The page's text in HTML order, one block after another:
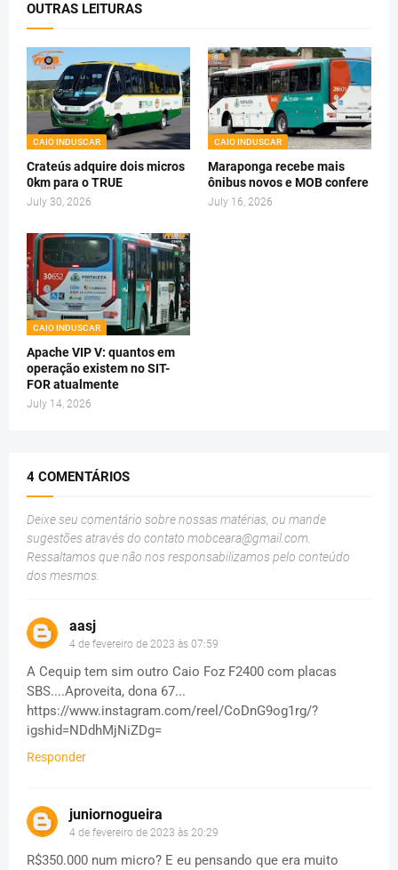
OUTRAS LEITURAS
CAIO INDUSCAR
Crateús adquire dois micros
0km para o TRUE
July 30, 2026
CAIO INDUSCAR
Maraponga recebe mais
ônibus novos e MOB confere
July 16, 2026
CAIO INDUSCAR
Apache VIP V: quantos em
operação existem no SIT-
FOR atualmente
July 14, 2026
4 COMENTÁRIOS
Deixe seu comentário sobre nossas matérias, ou mande
sugestões através do contato mobceara@gmail.com
Ressaltamos que não nos responsabilizamos pelo conteúdo
dos mesmos.
aasj
4 de fevereiro de 2023 às 07:59
A Cequip tem sim outro Caio Foz F2400 com placas
SBS....Aproveita, dona 67...
https://www.instagram.com/reel/CoDnG9og1rg/?
igshid=NDdhMjNiZDg=
Responder
juniornogueira
4 de fevereiro de 2023 às 20:29
R$350.000 num micro? E eu pensando que era muito